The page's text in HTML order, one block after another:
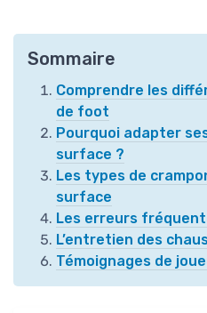
Sommaire
Comprendre les
de foot
Pourquoi adapter
surface ?
Les types de
surface
Les erreurs
L’entretien des
Témoignages de